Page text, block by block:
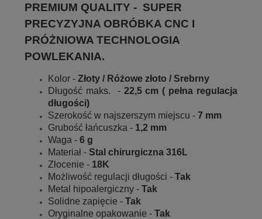
PREMIUM QUALITY - SUPER
PRECYZYJNA OBRÓBKA CNC I
PRÓŻNIOWA TECHNOLOGIA
POWLEKANIA.
Kolor - Złoty / Różowe złoto / Srebrny
Długość maks. - 22,5 cm ( pełna regulacja
długości)
Szerokość w najszerszym miejscu - 7 mm
Grubość łańcuszka - 1,2 mm
Waga - 6 g
Materiał - Stal chirurgiczna 316L
Złocenie - 18K
Możliwość regulacji długości - Tak
Metal hipoalergiczny - Tak
Solidne zapięcie - Tak
Oryginalne opakowanie - Tak